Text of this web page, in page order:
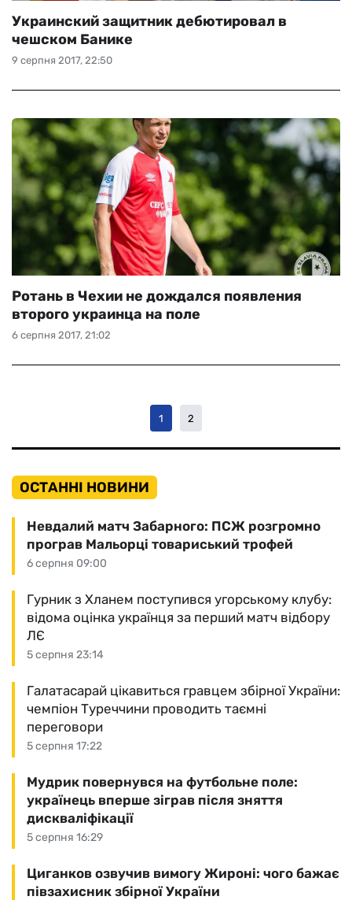
9 серпня 2017, 22:50
Украинский защитник дебютировал в
чешском Банике
6 серпня 2017, 21:02
Ротань в Чехии не дождался появления
второго украинца на поле
1 2
ОСТАННІ НОВИНИ
6 серпня 09:00
Невдалий матч Забарного: ПСЖ розгромно
програв Мальорці товариський трофей
5 серпня 23:14
Гурник з Хланем поступився угорському клубу:
відома оцінка українця за перший матч відбору
ЛЄ
5 серпня 17:22
Галатасарай цікавиться гравцем збірної України:
чемпіон Туреччини проводить таємні
переговори
5 серпня 16:29
Мудрик повернувся на футбольне поле:
українець вперше зіграв після зняття
дискваліфікації
Циганков озвучив вимогу Жироні: чого бажає
півзахисник збірної України